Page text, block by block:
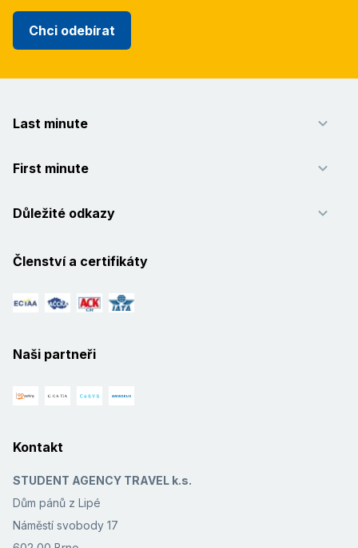
Chci odebírat
Last minute
First minute
Důležité odkazy
Členství a certifikáty
Naši partneři
Kontakt
STUDENT AGENCY TRAVEL k.s.
Dům pánů z Lipé
Náměstí svobody 17